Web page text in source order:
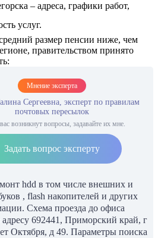
– адреса, графики работ,
услуг.
размер пенсии ниже, чем
правительством принято
Мнение эксперта
Сергеевна, эксперт по правилам
почтовых пересылок
возникнут вопросы, задавайте их мне.
Задать вопрос эксперту
hdd в том числе внешних и
, flash накопителей и других
Схема проезда до офиса
692441, Приморский край, г
Октября, д 49. Параметры поиска